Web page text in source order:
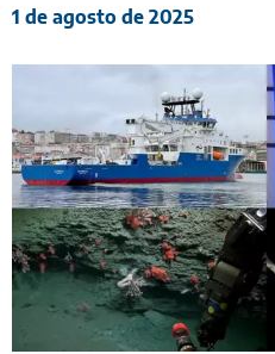
1 de agosto de 2025